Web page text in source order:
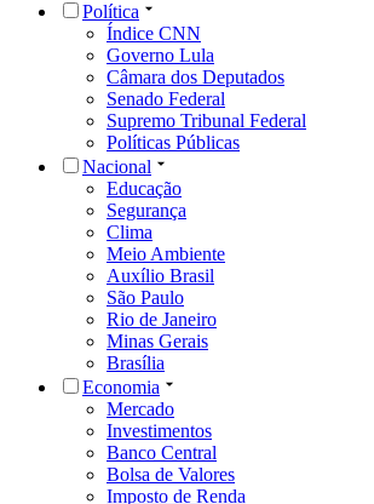
Política
Índice CNN
Governo Lula
Câmara dos Deputados
Senado Federal
Supremo Tribunal Federal
Políticas Públicas
Nacional
Educação
Segurança
Clima
Meio Ambiente
Auxílio Brasil
São Paulo
Rio de Janeiro
Minas Gerais
Brasília
Economia
Mercado
Investimentos
Banco Central
Bolsa de Valores
Imposto de Renda